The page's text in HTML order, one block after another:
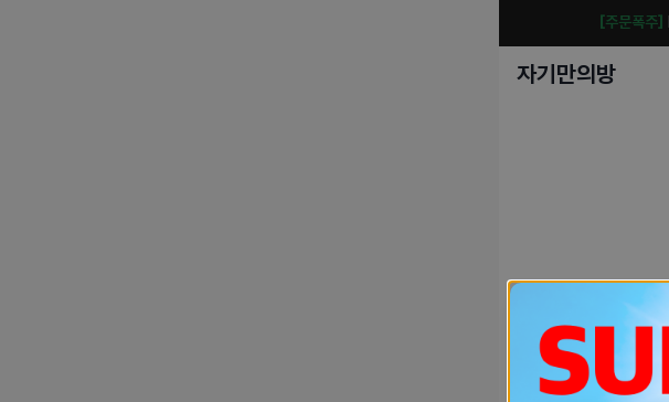
[주문폭주]
자기만의방